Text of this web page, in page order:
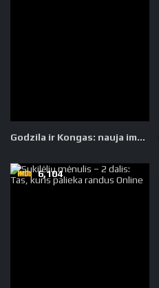
Godzila ir Kongas: nauja imperija
6,104